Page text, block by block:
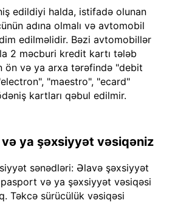
edildiyi halda, istifadə olunan
adına olmalı və avtomobil
edilməlidir. Bəzi avtomobillər
2 məcburi kredit kartı tələb
ön və ya arxa tərəfində "debit
"maestro", "ecard"
kartları qəbul edilmir.
ya şəxsiyyət vəsiqəniz
sənədləri: Əlavə şəxsiyyət
və ya şəxsiyyət vəsiqəsi
Təkcə sürücülük vəsiqəsi